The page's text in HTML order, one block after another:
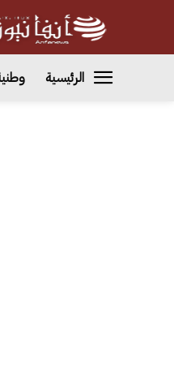
الرئيسية